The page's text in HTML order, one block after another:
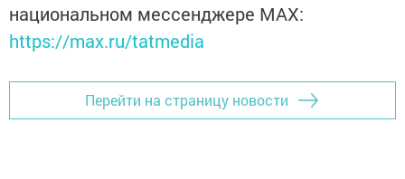
национальном мессенджере MАХ:
https://max.ru/tatmedia
Перейти на страницу новости